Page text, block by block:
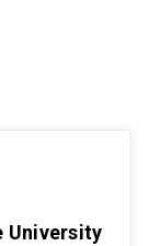
University